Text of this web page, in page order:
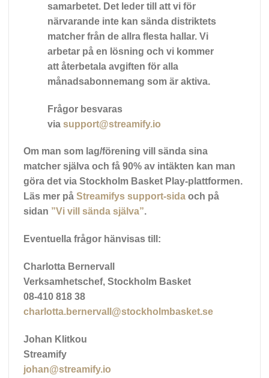
samarbetet. Det leder till att vi för
närvarande inte kan sända distriktets
matcher från de allra flesta hallar. Vi
arbetar på en lösning och vi kommer
att återbetala avgiften för alla
månadsabonnemang som är aktiva.
Frågor besvaras
via support@streamify.io
Om man som lag/förening vill sända sina
matcher själva och få 90% av intäkten kan man
göra det via Stockholm Basket Play-plattformen.
Läs mer på Streamifys support-sida och på
sidan ”Vi vill sända själva”.
Eventuella frågor hänvisas till:
Charlotta Bernervall
Verksamhetschef, Stockholm Basket
08-410 818 38
charlotta.bernervall@stockholmbasket.se
Johan Klitkou
Streamify
johan@streamify.io